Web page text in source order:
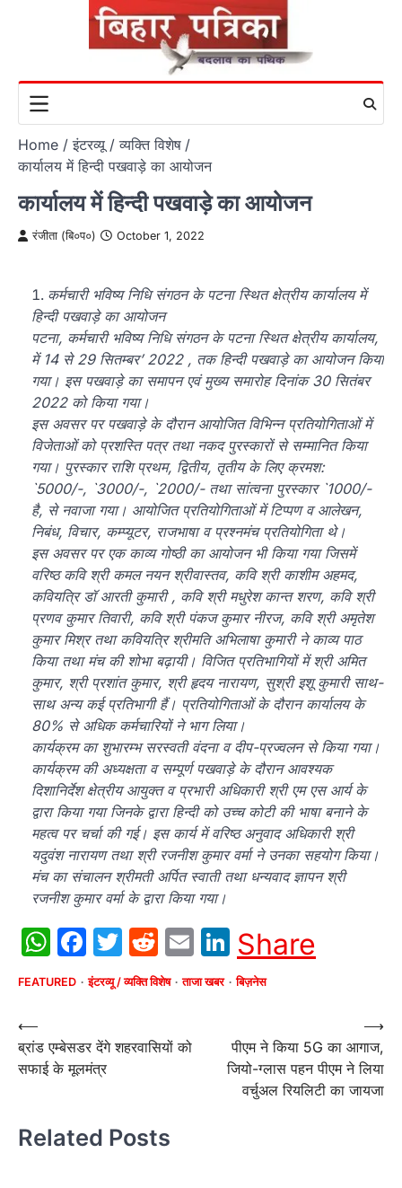
Home
इंटरव्यू / व्यक्ति विशेष
कार्यालय में हिन्दी पखवाड़े का आयोजन
कार्यालय में हिन्दी पखवाड़े का आयोजन
रंजीता (बि०प०) October 1, 2022
कर्मचारी भविष्य निधि संगठन के पटना स्थित क्षेत्रीय कार्यालय में
हिन्दी पखवाड़े का आयोजन
पटना, कर्मचारी भविष्य निधि संगठन के पटना स्थित क्षेत्रीय कार्यालय,
में 14 से 29 सितम्बर’ 2022 , तक हिन्दी पखवाड़े का आयोजन किया
गया। इस पखवाड़े का समापन एवं मुख्य समारोह दिनांक 30 सितंबर
2022 को किया गया।
इस अवसर पर पखवाड़े के दौरान आयोजित विभिन्न प्रतियोगिताओं में
विजेताओं को प्रशस्ति पत्र तथा नकद पुरस्कारों से सम्मानित किया
गया। पुरस्कार राशि प्रथम, द्वितीय, तृतीय के लिए क्रमश:
`5000/-, `3000/-, `2000/- तथा सांत्वना पुरस्कार `1000/-
है, से नवाजा गया। आयोजित प्रतियोगिताओं में टिप्पण व आलेखन,
निबंध, विचार, कम्प्यूटर, राजभाषा व प्रश्नमंच प्रतियोगिता थे।
इस अवसर पर एक काव्य गोष्ठी का आयोजन भी किया गया जिसमें
वरिष्ठ कवि श्री कमल नयन श्रीवास्तव, कवि श्री काशीम अहमद,
कवियत्रि डॉ आरती कुमारी , कवि श्री मधुरेश कान्त शरण, कवि श्री
प्रणव कुमार तिवारी, कवि श्री पंकज कुमार नीरज, कवि श्री अमृतेश
कुमार मिश्र तथा कवियत्रि श्रीमति अभिलाषा कुमारी ने काव्य पाठ
किया तथा मंच की शोभा बढ़ायी। विजित प्रतिभागियों में श्री अमित
कुमार, श्री प्रशांत कुमार, श्री हृदय नारायण, सुश्री इशू कुमारी साथ-
साथ अन्य कई प्रतिभागी हैं। प्रतियोगिताओं के दौरान कार्यालय के
80% से अधिक कर्मचारियों ने भाग लिया।
कार्यक्रम का शुभारम्भ सरस्वती वंदना व दीप-प्रज्वलन से किया गया।
कार्यक्रम की अध्यक्षता व सम्पूर्ण पखवाड़े के दौरान आवश्यक
दिशानिर्देश क्षेत्रीय आयुक्त व प्रभारी अधिकारी श्री एम एस आर्य के
द्वारा किया गया जिनके द्वारा हिन्दी को उच्च कोटी की भाषा बनाने के
महत्व पर चर्चा की गई। इस कार्य में वरिष्ठ अनुवाद अधिकारी श्री
यदुवंश नारायण तथा श्री रजनीश कुमार वर्मा ने उनका सहयोग किया।
मंच का संचालन श्रीमती अर्पित स्वाती तथा धन्यवाद ज्ञापन श्री
रजनीश कुमार वर्मा के द्वारा किया गया।
WhatsApp
Facebook
Twitter
Reddit
EmailLinkedIn
Share
FEATURED इंटरव्यू / व्यक्ति विशेष ताजा खबर बिज़नेस
Post
navigation
⟵
ब्रांड एम्बेसडर देंगे शहरवासियों को
सफाई के मूलमंत्र
पीएम ने किया 5G का आगाज,
जियो-ग्लास पहन पीएम ने लिया
वर्चुअल रियलिटी का जायजा
⟶
Related Posts